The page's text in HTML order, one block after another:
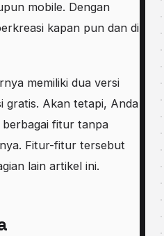
mobile. Dengan
kapan pun dan di
memiliki dua versi
gratis. Akan tetapi, Anda
berbagai fitur tanpa
Fitur-fitur tersebut
lain artikel ini.